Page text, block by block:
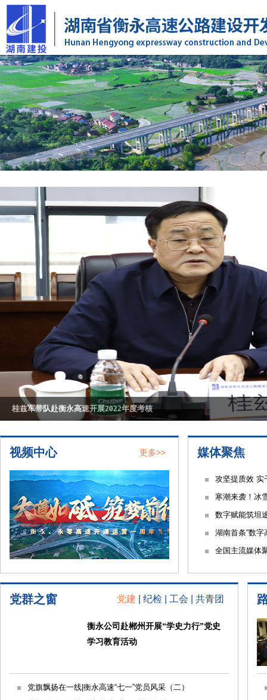
秦朝阳率队赴衡永高速调研
陈浩带队督导检查衡永高速安全生产工作
桂兹军带队赴衡永高速开展2022年度考核
邓建英调研督导衡永高速战略发展及信息化工作
陈克军调研督导衡永、永零高速项目建设
59.2亿元银团贷款落地 永零高速项目建设步入“快车道”
视频中心 更多>> 媒体聚焦
攻坚提质效
寒潮来袭！冰
数字赋能筑坦
湖南首条“数
全国主流媒体
党群之窗 党建 纪检 工会 共青团
衡永公司赴郴州开展“学史力行”党史
学习教育活动
党旗飘扬在一线|衡永高速“七一”党员风采（二）